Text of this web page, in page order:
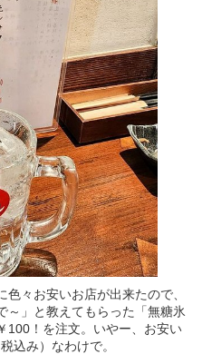
々お安いお店が出来たので、
～」と教えてもらった「無糖氷
100！を注文。いやー、お安い
込み）なわけで。